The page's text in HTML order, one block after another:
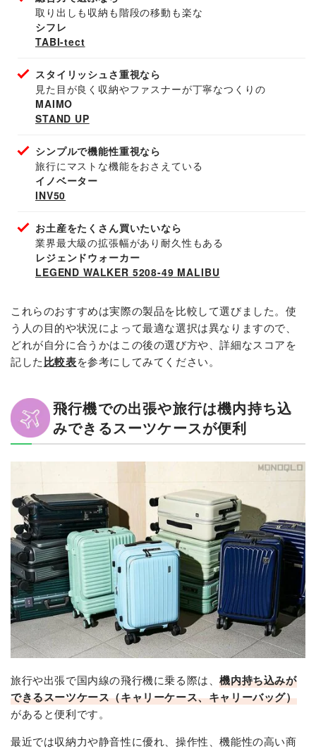
取り出しも収納も階段の移動も楽な
シフレ
TABI-tect
スタイリッシュさ重視なら
見た目が良く収納やファスナーが丁寧なつくりの
MAIMO
STAND UP
シンプルで機能性重視なら
旅行にマストな機能をおさえている
イノベーター
INV50
お土産をたくさん買いたいなら
業界最大級の拡張幅があり耐久性もある
レジェンドウォーカー
LEGEND WALKER 5208-49 MALIBU
これらのおすすめは実際の製品を比較して選びました。使
う人の目的や状況によって最適な選択は異なりますので、
どれが自分に合うかはこの後の選び方や、詳細なスコアを
記した比較表を参考にしてみてください。
飛行機での出張や旅行は機内持ち込
みできるスーツケースが便利
旅行や出張で国内線の飛行機に乗る際は、機内持ち込みが
できるスーツケース（キャリーケース、キャリーバッグ）
があると便利です。
最近では収納力や静音性に優れ、操作性、機能性の高い商